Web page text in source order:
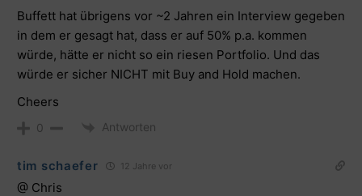
Buffett hat übrigens vor ~2 Jahren ein Interview gegeben
in dem er gesagt hat, dass er auf 50% p.a. kommen
würde, hätte er nicht so ein riesen Portfolio. Und das
würde er sicher NICHT mit Buy and Hold machen.
Cheers
0 Antworten
tim schaefer 12 Jahre vor
@ Chris